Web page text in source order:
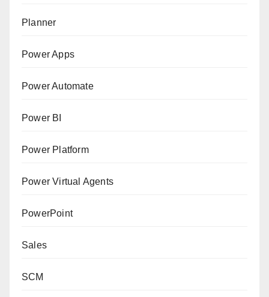
Planner
Power Apps
Power Automate
Power BI
Power Platform
Power Virtual Agents
PowerPoint
Sales
SCM